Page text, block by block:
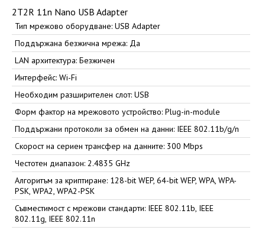
2T2R 11n Nano USB Adapter
Тип мрежово оборудване: USB Adapter
Поддържана безжична мрежа: Да
LAN архитектура: Безжичен
Интерфейс: Wi-Fi
Необходим разширителен слот: USB
Форм фактор на мрежовото устройство: Plug-in-module
Поддържани протоколи за обмен на данни: IEEE 802.11b/g/n
Скорост на сериен трансфер на данните: 300 Mbps
Честотен диапазон: 2.4835 GHz
Алгоритъм за криптиране: 128-bit WEP, 64-bit WEP, WPA, WPA-
PSK, WPA2, WPA2-PSK
Съвместимост с мрежови стандарти: IEEE 802.11b, IEEE
802.11g, IEEE 802.11n